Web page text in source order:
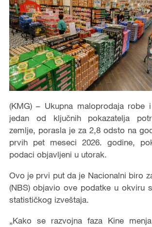
(KMG) – Ukupna maloprodaja robe
jedan od ključnih pokazatelja
zemlje, porasla je za 2,8 odsto na
prvih pet meseci 2026. godine,
podaci objavljeni u utorak.
Ovo je prvi put da je Nacionalni biro
(NBS) objavio ove podatke u okviru
statističkog izveštaja.
„Kako se razvojna faza Kine